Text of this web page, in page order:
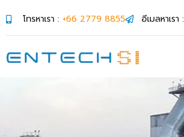
โทรหาเรา : +66 2779 8855 อีเมลหาเรา :